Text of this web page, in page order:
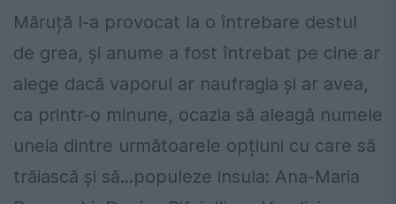
Măruță l-a provocat la o întrebare destul
de grea, și anume a fost întrebat pe cine ar
alege dacă vaporul ar naufragia și ar avea,
ca printr-o minune, ocazia să aleagă numele
uneia dintre următoarele opțiuni cu care să
trăiască și să...populeze insula: Ana-Maria